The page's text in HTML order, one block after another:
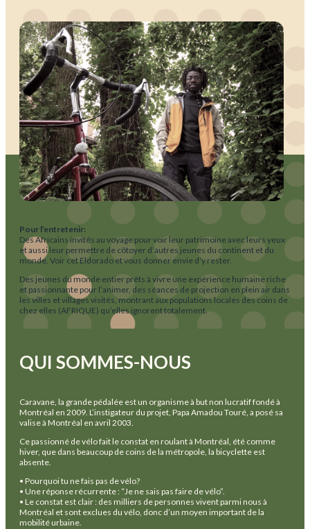
Pour l’entretenir:
Des Africains invités au voyage pour voir leur patrimoine avec leurs yeux
et aussi leur permettre de côtoyer d’autres jeunes du continent et du
monde. Voir cet Eldorado et vous donner envie d’y rester.
Des jeunes du monde entier prêts à vivre une expérience humaine riche
et passionnante pour l’animer, des séances de projection en plein air dans
les villes et villages visités, montrant aux populations locales des coins de
chez elles (AFRIQUE) qu’elles ignorent totalement.
QUI SOMMES-NOUS
Caravane, la grande pédalée est un organisme à but non lucratif fondé à
Montréal en 2009. L’instigateur du projet, Papa Amadou Touré, a posé sa
valise à Montréal en avril 2003.
Ce passionné de vélo fait le constat en roulant à Montréal, été comme
hiver, que dans beaucoup de coins de la métropole, la bicyclette est
absente.
• Pourquoi tu ne fais pas de vélo?
• Une réponse récurrente : “Je ne sais pas faire de vélo”.
• Le constat est clair : des milliers de personnes vivent parmi nous à
Montréal et sont exclues du vélo, donc d’un moyen important de la
mobilité urbaine.